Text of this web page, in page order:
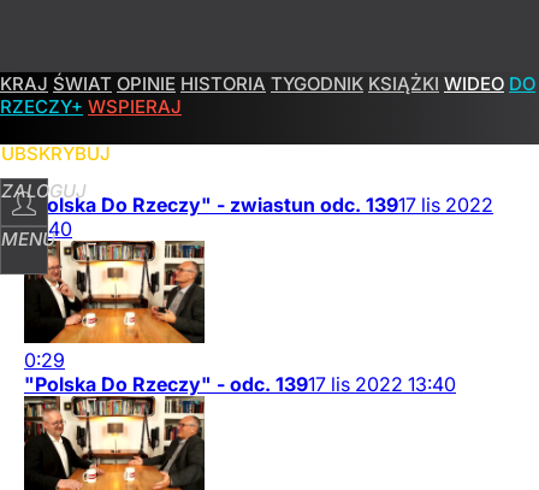
KRAJ ŚWIAT OPINIE HISTORIA TYGODNIK KSIĄŻKI WIDEO DO
RZECZY+ WSPIERAJ
ZALOGUJ
MENU
POPULARNE PROGRAMY
"Polska Do Rzeczy" - zwiastun odc. 13917 lis 2022
13:40
0:29
"Polska Do Rzeczy" - odc. 13917 lis 2022 13:40